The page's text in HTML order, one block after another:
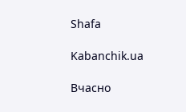
Shafa
Kabanchik.ua
Вчасно